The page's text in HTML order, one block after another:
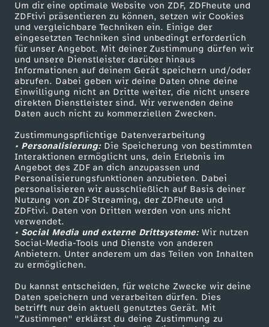
Um dir eine optimale Website von ZDF, ZDFheute und
ZDFtivi präsentieren zu können, setzen wir Cookies
und vergleichbare Techniken ein. Einige der
eingesetzten Techniken sind unbedingt erforderlich
für unser Angebot. Mit deiner Zustimmung dürfen wir
und unsere Dienstleister darüber hinaus
Informationen auf deinem Gerät speichern und/oder
abrufen. Dabei geben wir deine Daten ohne deine
Einwilligung nicht an Dritte weiter, die nicht unsere
direkten Dienstleister sind. Wir verwenden deine
Daten auch nicht zu kommerziellen Zwecken.
Zustimmungspflichtige Datenverarbeitung
• Personalisierung:Die Speicherung von bestimmten
Interaktionen ermöglicht uns, dein Erlebnis im
Angebot des ZDF an dich anzupassen und
Personalisierungsfunktionen anzubieten. Dabei
personalisieren wir ausschließlich auf Basis deiner
Nutzung von ZDF Streaming, der ZDFheute und
ZDFtivi. Daten von Dritten werden von uns nicht
verwendet.
• Social Media und externe Drittsysteme:Wir nutzen
Social-Media-Tools und Dienste von anderen
Anbietern. Unter anderem um das Teilen von Inhalten
zu ermöglichen.
Du kannst entscheiden, für welche Zwecke wir deine
Daten speichern und verarbeiten dürfen. Dies
betrifft nur dein aktuell genutztes Gerät. Mit
"Zustimmen" erklärst du deine Zustimmung zu
Mehr ZDF
ZDF-Apps
Smart TV
ZDFtext
Livestreams
Sendungen A-Z
TV-Programm
Service
ZDFmitreden
Kontakt zum ZDF
Tickets
Zuschauerservice
Hilfe
ZDF Unternehmen
Karriere
ZDF goes Schule
Werbefernsehen